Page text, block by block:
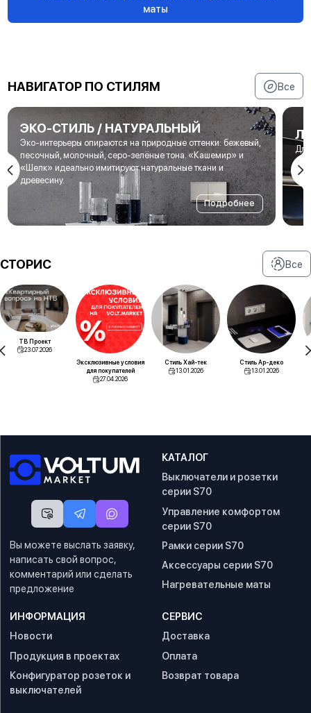
маты
НАВИГАТОР ПО СТИЛЯМ Все
ЭКО-СТИЛЬ / НАТУРАЛЬНЫЙ
Эко-интерьеры опираются на природные оттенки: бежевый,
песочный, молочный, серо-зелёные тона. «Кашемир» и
«Шелк» идеально имитируют натуральные ткани и
древесину.
Подробнее
Для
СТОРИС Все
ТВ Проект
23.07.2026
Эксклюзивные условия
для покупателей
27.04.2026
Стиль Хай-тек
13.01.2026
Стиль Ар-деко
13.01.2026
Вы можете выслать заявку,
написать свой вопрос,
комментарий или сделать
предложение
КАТАЛОГ
Выключатели и розетки
серии S70
Управление комфортом
серии S70
Рамки серии S70
Аксессуары серии S70
Нагревательные маты
ИНФОРМАЦИЯ
Новости
Продукция в проектах
Конфигуратор розеток и
выключателей
СЕРВИС
Доставка
Оплата
Возврат товара